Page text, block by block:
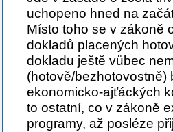
uchopeno hned na
Místo toho se v zákoně
dokladů placených
dokladu ještě vůbec
(hotově/bezhotovostně)
ekonomicko-ajťáckých
to ostatní, co v zákoně
programy, až posléze